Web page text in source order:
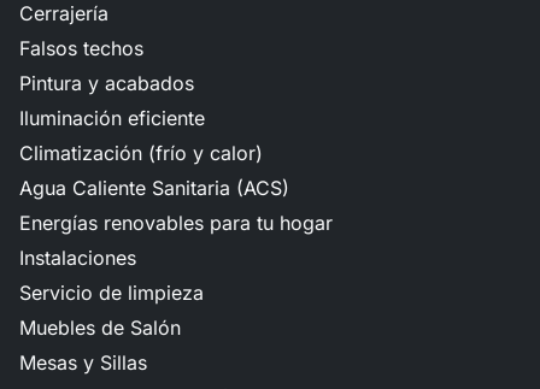
Cerrajería
Falsos techos
Pintura y acabados
Iluminación eficiente
Climatización (frío y calor)
Agua Caliente Sanitaria (ACS)
Energías renovables para tu hogar
Instalaciones
Servicio de limpieza
Muebles de Salón
Mesas y Sillas